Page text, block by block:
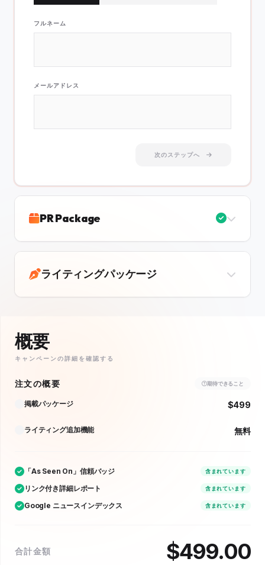
フルネーム
メールアドレス
次のステップへ
PR Package
ライティングパッケージ
概要
キャンペーンの詳細を確認する
注文の概要 期待できること
掲載パッケージ $499
ライティング追加機能 無料
「As Seen On」信頼バッジ 含まれています
リンク付き詳細レポート 含まれています
Google ニュースインデックス 含まれています
合計金額 $499.00